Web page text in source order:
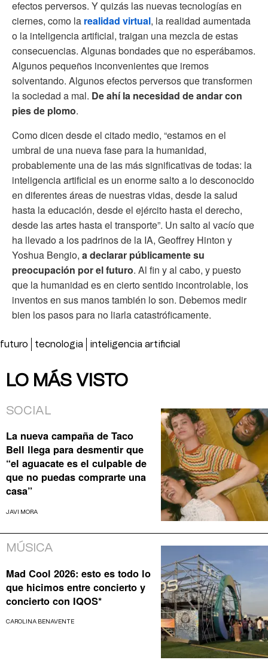
efectos perversos. Y quizás las nuevas tecnologías en
ciernes, como la realidad virtual, la realidad aumentada
o la inteligencia artificial, traigan una mezcla de estas
consecuencias. Algunas bondades que no esperábamos.
Algunos pequeños inconvenientes que iremos
solventando. Algunos efectos perversos que transformen
la sociedad a mal. De ahí la necesidad de andar con
pies de plomo.
Como dicen desde el citado medio, “estamos en el
umbral de una nueva fase para la humanidad,
probablemente una de las más significativas de todas: la
inteligencia artificial es un enorme salto a lo desconocido
en diferentes áreas de nuestras vidas, desde la salud
hasta la educación, desde el ejército hasta el derecho,
desde las artes hasta el transporte”. Un salto al vacío que
ha llevado a los padrinos de la IA, Geoffrey Hinton y
Yoshua Bengio, a declarar públicamente su
preocupación por el futuro. Al fin y al cabo, y puesto
que la humanidad es en cierto sentido incontrolable, los
inventos en sus manos también lo son. Debemos medir
bien los pasos para no liarla catastróficamente.
futuro tecnologia inteligencia artificial
LO MÁS VISTO
SOCIAL
La nueva campaña de Taco
Bell llega para desmentir que
“el aguacate es el culpable de
que no puedas comprarte una
casa”
JAVI MORA
MÚSICA
Mad Cool 2026: esto es todo lo
que hicimos entre concierto y
concierto con IQOS*
CAROLINA BENAVENTE